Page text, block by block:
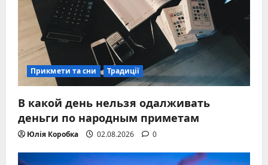
Прикмети та сни Традиції
В какой день нельзя одалживать
деньги по народным приметам
Юлія Коробка 02.08.2026 0